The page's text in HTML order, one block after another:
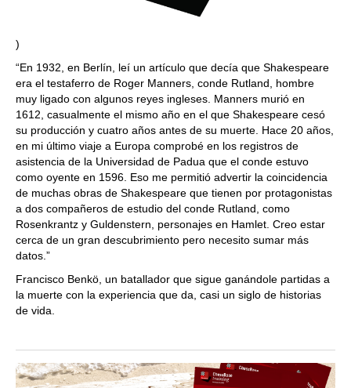
)
“En 1932, en Berlín, leí un artículo que decía que Shakespeare
era el testaferro de Roger Manners, conde Rutland, hombre
muy ligado con algunos reyes ingleses. Manners murió en
1612, casualmente el mismo año en el que Shakespeare cesó
su producción y cuatro años antes de su muerte. Hace 20 años,
en mi último viaje a Europa comprobé en los registros de
asistencia de la Universidad de Padua que el conde estuvo
como oyente en 1596. Eso me permitió advertir la coincidencia
de muchas obras de Shakespeare que tienen por protagonistas
a dos compañeros de estudio del conde Rutland, como
Rosenkrantz y Guldenstern, personajes en Hamlet. Creo estar
cerca de un gran descubrimiento pero necesito sumar más
datos.”
Francisco Benkö, un batallador que sigue ganándole partidas a
la muerte con la experiencia que da, casi un siglo de historias
de vida.